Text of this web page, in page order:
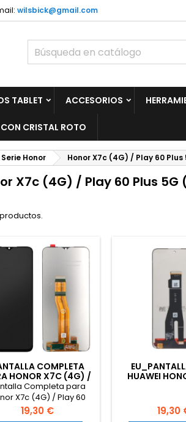
wilsbick@gmail.com
TABLET ACCESORIOS
CRISTAL ROTO
Serie Honor Honor X7c (4G) / Play 60 Plus
X7c (4G) / Play 60 Plus 5G
COMPLETA
HONOR X7C (4G) /
60 PLUS 5G (2024)
SIN MARCO
Completa para
X7c (4G) / Play 60
5G (2024) sin Marco
Precio
19,30 €
HUAWEI
SERVICE
FABRICADO
Precio
19,30